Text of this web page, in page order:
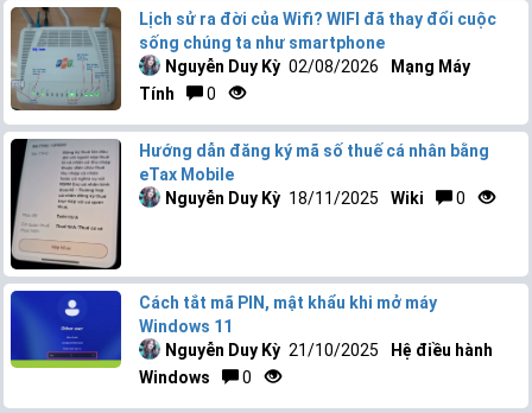
Lịch sử ra đời của Wifi? WIFI đã thay đổi cuộc
sống chúng ta như smartphone
Nguyễn Duy Kỳ 02/08/2026
Mạng Máy
Tính
0
Hướng dẫn đăng ký mã số thuế cá nhân bằng
eTax Mobile
Nguyễn Duy Kỳ 18/11/2025 Wiki 0
Cách tắt mã PIN, mật khẩu khi mở máy
Windows 11
Nguyễn Duy Kỳ 21/10/2025
Hệ điều hành
Windows
0